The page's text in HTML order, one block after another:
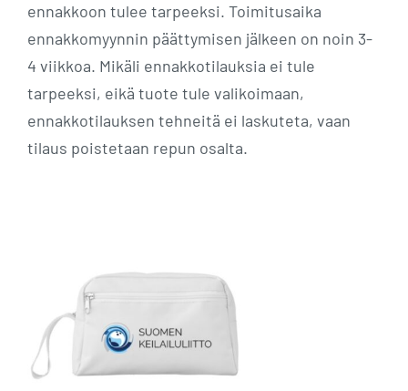
ennakkoon tulee tarpeeksi. Toimitusaika
ennakkomyynnin päättymisen jälkeen on noin 3-
4 viikkoa. Mikäli ennakkotilauksia ei tule
tarpeeksi, eikä tuote tule valikoimaan,
ennakkotilauksen tehneitä ei laskuteta, vaan
tilaus poistetaan repun osalta.